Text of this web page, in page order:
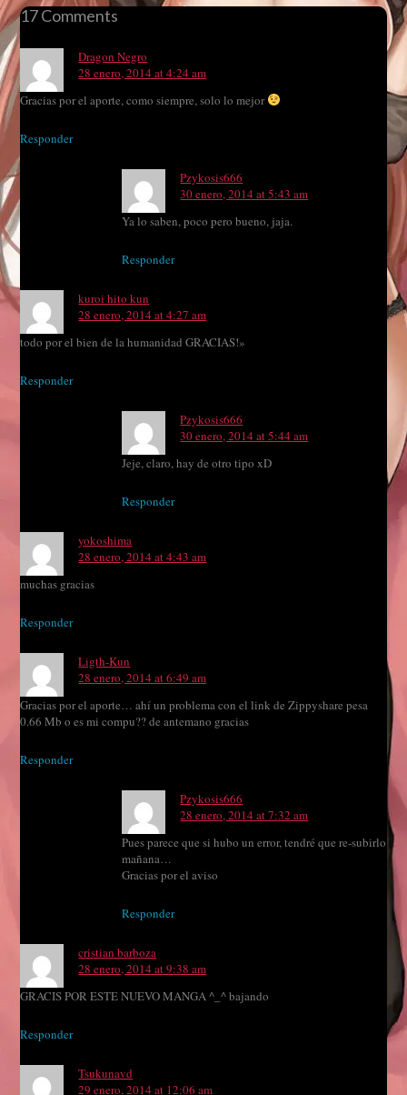
17 Comments
Dragon Negro
28 enero, 2014 at 4:24 am
Gracias por el aporte, como siempre, solo lo mejor
Responder
Pzykosis666
30 enero, 2014 at 5:43 am
Ya lo saben, poco pero bueno, jaja.
Responder
kuroi hito kun
28 enero, 2014 at 4:27 am
todo por el bien de la humanidad GRACIAS!»
Responder
Pzykosis666
30 enero, 2014 at 5:44 am
Jeje, claro, hay de otro tipo xD
Responder
yokoshima
28 enero, 2014 at 4:43 am
muchas gracias
Responder
Ligth-Kun
28 enero, 2014 at 6:49 am
Gracias por el aporte… ahí un problema con el link de Zippyshare pesa
0.66 Mb o es mi compu?? de antemano gracias
Responder
Pzykosis666
28 enero, 2014 at 7:32 am
Pues parece que si hubo un error, tendré que re-subirlo
mañana…
Gracias por el aviso
Responder
cristian barboza
28 enero, 2014 at 9:38 am
GRACIS POR ESTE NUEVO MANGA ^_^ bajando
Responder
Tsukunavd
29 enero, 2014 at 12:06 am